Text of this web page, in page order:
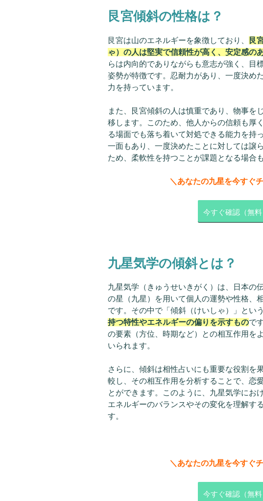
艮宮傾斜の性格は？
艮宮は山のエネルギーを象徴しており、
艮
ゃ）の人は堅実で信頼性が高く、安定感の
らは内向的でありながらも意志が強く、目
姿勢が特徴です。忍耐力があり、一度決め
力を持っています。
また、艮宮傾斜の人は慎重であり、物事を
移します。このため、他人からの信頼も厚
る場面でも落ち着いて対処できる能力を持
一面もあり、一度決めたことに対しては譲
ため、柔軟性を持つことが課題となる場合
＼あなたの九星を今すぐ
今すぐ確認（無料
九星気学の傾斜とは？
九星気学（きゅうせいきがく）は、日本の
の星（九星）を用いて個人の運勢や性格、
です。その中で「傾斜（けいしゃ）」とい
持つ特性やエネルギーの偏りを示すもので
の要素（方位、時期など）との相互作用を
いられます。
さらに、傾斜は相性占いにも重要な役割を
較し、その相互作用を分析することで、恋
とができます。このように、九星気学にお
エネルギーのバランスやその変化を理解す
す。
＼あなたの九星を今すぐ
今すぐ確認（無料